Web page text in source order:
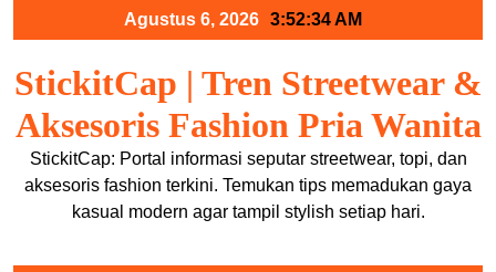
Agustus 6, 2026 3:52:34 AM
StickitCap | Tren Streetwear &
Aksesoris Fashion Pria Wanita
StickitCap: Portal informasi seputar streetwear, topi, dan
aksesoris fashion terkini. Temukan tips memadukan gaya
kasual modern agar tampil stylish setiap hari.